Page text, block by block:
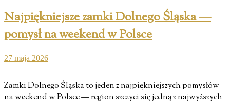
Najpiękniejsze zamki Dolnego Śląska —
pomysł na weekend w Polsce
27 maja 2026
Zamki Dolnego Śląska to jeden z najpiękniejszych pomysłów
na weekend w Polsce — region szczyci się jedną z najwyższych